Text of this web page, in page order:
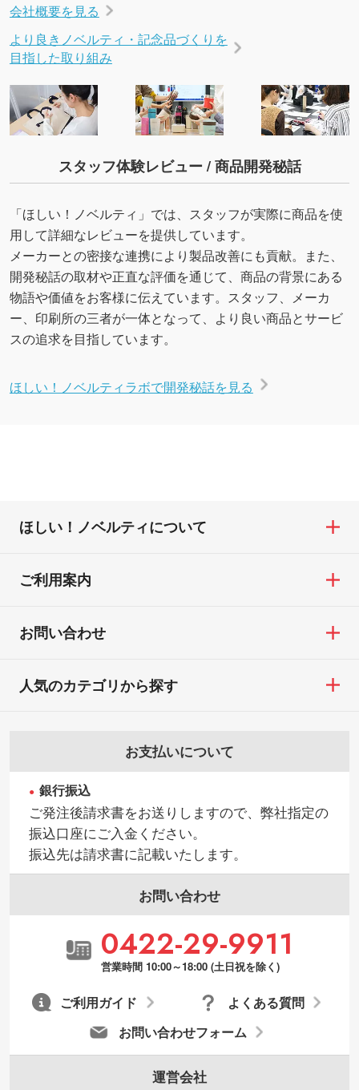
会社概要を見る
より良きノベルティ・記念品づくりを
目指した取り組み
スタッフ体験レビュー / 商品開発秘話
「ほしい！ノベルティ」では、スタッフが実際に商品を使
用して詳細なレビューを提供しています。
メーカーとの密接な連携により製品改善にも貢献。また、
開発秘話の取材や正直な評価を通じて、商品の背景にある
物語や価値をお客様に伝えています。スタッフ、メーカ
ー、印刷所の三者が一体となって、より良い商品とサービ
スの追求を目指しています。
ほしい！ノベルティラボで開発秘話を見る
ほしい！ノベルティについて
ご利用案内
お問い合わせ
お支払いについて
銀行振込
ご発注後請求書をお送りしますので、弊社指定の
振込口座にご入金ください。
振込先は請求書に記載いたします。
お問い合わせ
0422-29-9911
営業時間 10:00～18:00 (土日祝を除く)
お問い合わせフォーム
よくある質問
ご利用ガイド
運営会社
人気のカテゴリから探す